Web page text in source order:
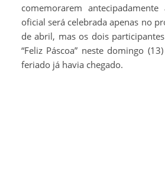
comemorarem antecipadamente
oficial será celebrada apenas no
de abril, mas os dois
“Feliz Páscoa” neste domingo
feriado já havia chegado.